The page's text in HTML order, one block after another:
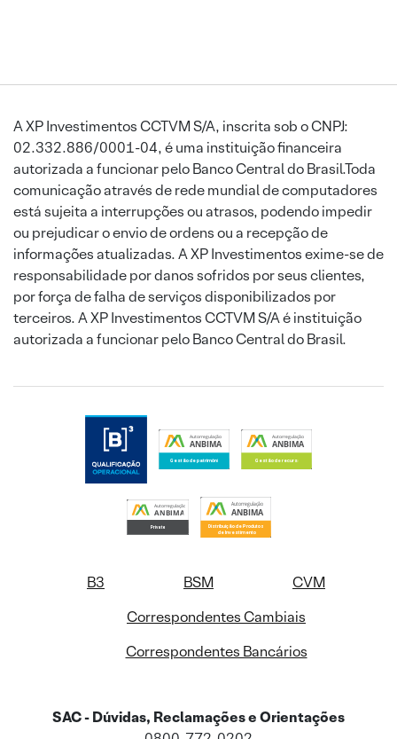
A XP Investimentos CCTVM S/A, inscrita sob o CNPJ:
02.332.886/0001-04, é uma instituição financeira
autorizada a funcionar pelo Banco Central do Brasil.Toda
comunicação através de rede mundial de computadores
está sujeita a interrupções ou atrasos, podendo impedir
ou prejudicar o envio de ordens ou a recepção de
informações atualizadas. A XP Investimentos exime-se de
responsabilidade por danos sofridos por seus clientes,
por força de falha de serviços disponibilizados por
terceiros. A XP Investimentos CCTVM S/A é instituição
autorizada a funcionar pelo Banco Central do Brasil.
B3 BSM
CVM
Correspondentes Cambiais
Correspondentes Bancários
SAC - Dúvidas, Reclamações e Orientações